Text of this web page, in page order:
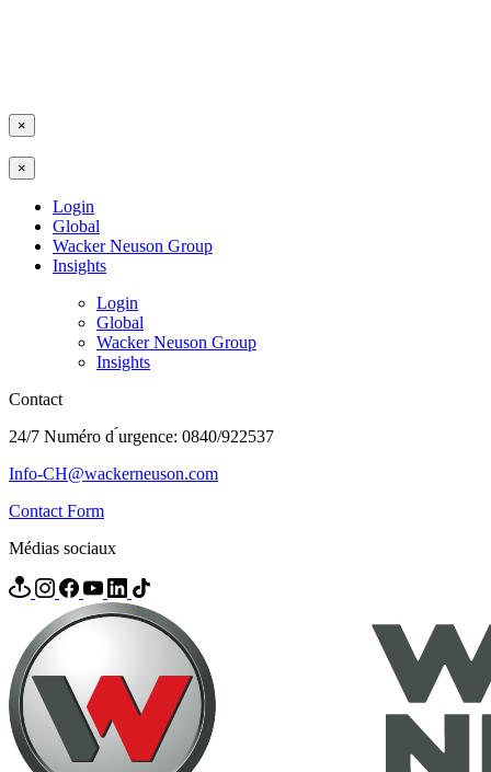
×
×
Login
Global
Wacker Neuson Group
Insights
Login
Global
Wacker Neuson Group
Insights
Contact
24/7 Numéro d ́urgence: 0840/922537
Info-CH@wackerneuson.com
Contact Form
Médias sociaux